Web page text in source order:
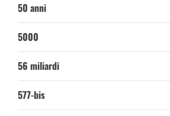
50 anni
5000
56 miliardi
577-bis